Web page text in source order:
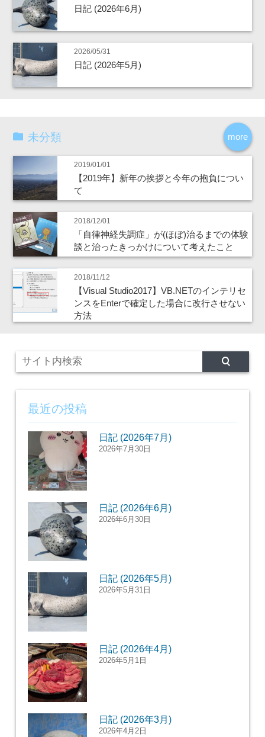
日記 (2026年6月)
2026/05/31
日記 (2026年5月)
more
未分類
2019/01/01
【2019年】新年の挨拶と今年の抱負につい
て
2018/12/01
「自律神経失調症」が(ほぼ)治るまでの体験
談と治ったきっかけについて考えたこと
2018/11/12
【Visual Studio2017】VB.NETのインテリセ
ンスをEnterで確定した場合に改行させない
方法
最近の投稿
日記 (2026年7月)
2026年7月30日
日記 (2026年6月)
2026年6月30日
日記 (2026年5月)
2026年5月31日
日記 (2026年4月)
2026年5月1日
日記 (2026年3月)
2026年4月2日